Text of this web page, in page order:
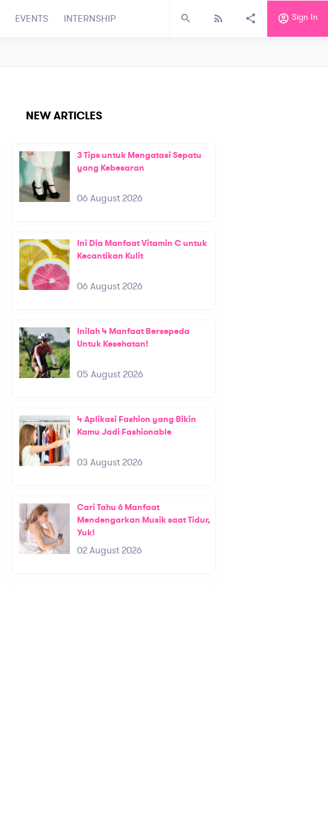
EVENTS INTERNSHIP Sign In
NEW ARTICLES
3 Tips untuk Mengatasi Sepatu
yang Kebesaran
06 August 2026
Ini Dia Manfaat Vitamin C untuk
Kecantikan Kulit
06 August 2026
Inilah 4 Manfaat Bersepeda
Untuk Kesehatan!
05 August 2026
4 Aplikasi Fashion yang Bikin
Kamu Jadi Fashionable
03 August 2026
Cari Tahu 6 Manfaat
Mendengarkan Musik saat Tidur,
Yuk!
02 August 2026